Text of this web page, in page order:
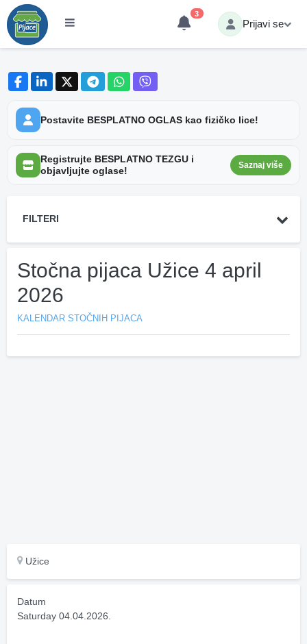
3
Prijavi se
Postavite BESPLATNO OGLAS kao fizičko lice!
Registrujte BESPLATNO TEZGU i
objavljujte oglase!
Saznaj više
FILTERI
Stočna pijaca Užice 4 april
2026
KALENDAR STOČNIH PIJACA
Užice
Datum
Saturday 04.04.2026.